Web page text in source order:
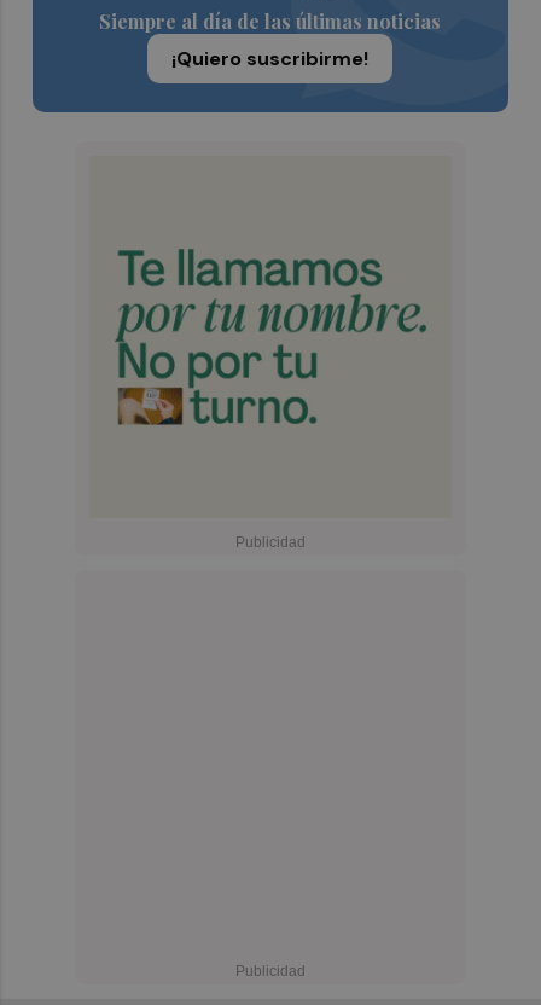
Siempre al día de las últimas noticias
¡Quiero suscribirme!